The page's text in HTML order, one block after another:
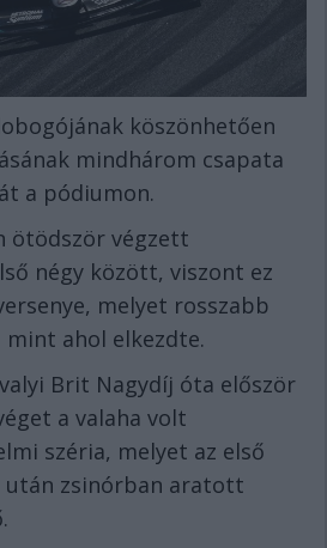
köszönhetően
mindhárom csapata
a pódiumon.
ötödször végzett
négy között, viszont ez
melyet rosszabb
ahol elkezdte.
Brit Nagydíj óta először
a valaha volt
széria, melyet az első
után zsinórban aratott